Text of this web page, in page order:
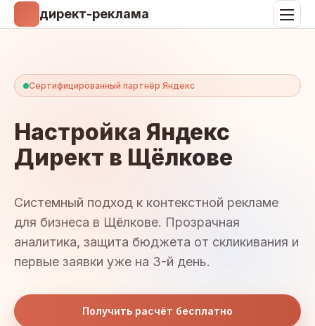
директ-реклама
Сертифицированный партнёр Яндекс
Настройка Яндекс
Директ в Щёлкове
Системный подход к контекстной рекламе
для бизнеса в Щёлкове. Прозрачная
аналитика, защита бюджета от скликивания и
первые заявки уже на 3-й день.
Получить расчёт бесплатно